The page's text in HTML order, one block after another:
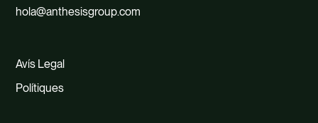
hola@anthesisgroup.com
Avís Legal
Polítiques